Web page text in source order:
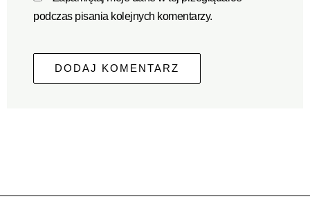
podczas pisania kolejnych komentarzy.